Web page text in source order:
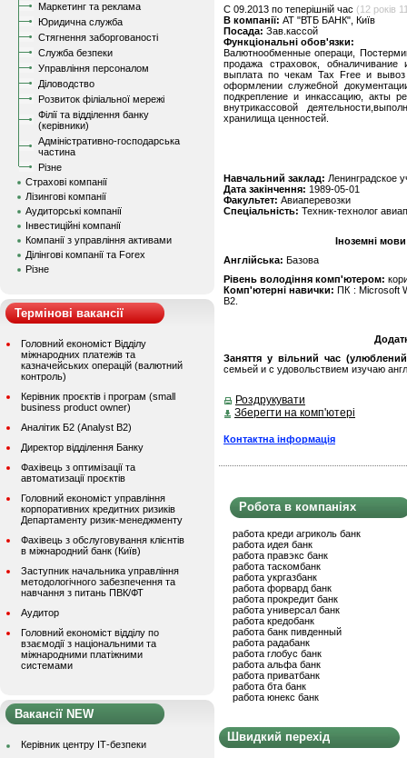
Маркетинг та реклама
Юридична служба
Стягнення заборгованості
Служба безпеки
Управління персоналом
Діловодство
Розвиток філіальної мережі
Філії та відділення банку
(керівники)
Адміністративно-господарська
частина
Різне
Страхові компанії
Лізингові компанії
Аудиторські компанії
Інвестиційні компанії
Компанії з управління активами
Ділінгові компанії та Forex
Різне
Термінові вакансії
Головний економіст Відділу
міжнародних платежів та
казначейських операцій (валютний
контроль)
Керівник проєктів і програм (small
business product owner)
Аналітик Б2 (Analyst B2)
Директор відділення Банку
Фахівець з оптимізації та
автоматизації проєктів
Головний економіст управління
корпоративних кредитних ризиків
Департаменту ризик-менеджменту
Фахівець з обслуговування клієнтів
в міжнародний банк (Київ)
Заступник начальника управління
методологічного забезпечення та
навчання з питань ПВК/ФТ
Аудитор
Головний економіст відділу по
взаємодії з національними та
міжнародними платіжними
системами
Вакансії NEW
Керівник центру ІТ-безпеки
C 09.2013 по теперішній час (12 років
В компанії: АТ "ВТБ БАНК", Київ
Посада: Зав.кассой
Функціональні обов'язки:
Валютнообменные операци,
продажа страховок,
выплата по чекам Tax Free и
оформлении служебной
подкрепление и инкассацию, акты
внутрикассовой
хранилища ценностей.
Навчальний заклад: Ленинградское
Дата закінчення: 1989-05-01
Факультет: Авиаперевозки
Спеціальність: Техник-технолог
Іноземні
Англійська: Базова
Рівень володіння комп'ютером:
Комп'ютерні навички: ПК : Microsoft
B2.
Заняття у вільний час
семьей и с удовольствием изучаю
Роздрукувати
Зберегти на комп'ютері
Контактна інформація
Робота в компаніях
работа креди агриколь банк
работа идея банк
работа правэкс банк
работа таскомбанк
работа укргазбанк
работа форвард банк
работа прокредит банк
работа универсал банк
работа кредобанк
работа банк пивденный
работа радабанк
работа глобус банк
работа альфа банк
работа приватбанк
работа бта банк
работа юнекс банк
Швидкий перехід